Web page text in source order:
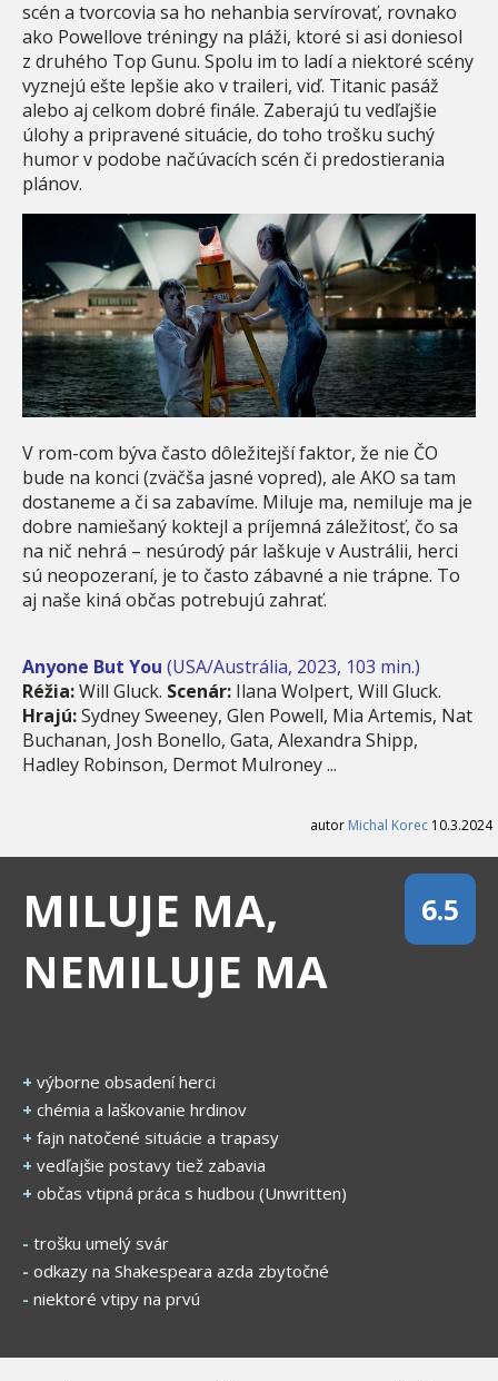
scén a tvorcovia sa ho nehanbia servírovať, rovnako
ako Powellove tréningy na pláži, ktoré si asi doniesol
z druhého Top Gunu. Spolu im to ladí a niektoré scény
vyznejú ešte lepšie ako v traileri, viď. Titanic pasáž
alebo aj celkom dobré finále. Zaberajú tu vedľajšie
úlohy a pripravené situácie, do toho trošku suchý
humor v podobe načúvacích scén či predostierania
plánov.
V rom-com býva často dôležitejší faktor, že nie ČO
bude na konci (zväčša jasné vopred), ale AKO sa tam
dostaneme a či sa zabavíme. Miluje ma, nemiluje ma je
dobre namiešaný koktejl a príjemná záležitosť, čo sa
na nič nehrá – nesúrodý pár laškuje v Austrálii, herci
sú neopozeraní, je to často zábavné a nie trápne. To
aj naše kiná občas potrebujú zahrať.
Anyone But You (USA/Austrália, 2023, 103 min.)
Réžia:Will Gluck. Scenár: Ilana Wolpert, Will Gluck.
Hrajú:Sydney Sweeney, Glen Powell, Mia Artemis, Nat
Buchanan, Josh Bonello, Gata, Alexandra Shipp,
Hadley Robinson, Dermot Mulroney ...
autor Michal Korec 10.3.2024
6.5
MILUJE MA,
NEMILUJE MA
+ výborne obsadení herci
+ chémia a laškovanie hrdinov
+ fajn natočené situácie a trapasy
+ vedľajšie postavy tiež zabavia
+ občas vtipná práca s hudbou (Unwritten)
- trošku umelý svár
- odkazy na Shakespeara azda zbytočné
- niektoré vtipy na prvú